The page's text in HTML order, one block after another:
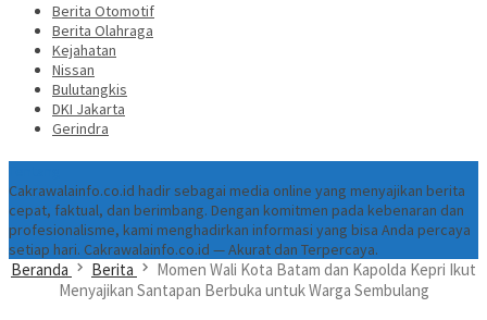
Berita Otomotif
Berita Olahraga
Kejahatan
Nissan
Bulutangkis
DKI Jakarta
Gerindra
Cakrawalainfo.co.id hadir sebagai media online yang menyajikan berita
cepat, faktual, dan berimbang. Dengan komitmen pada kebenaran dan
profesionalisme, kami menghadirkan informasi yang bisa Anda percaya
setiap hari. Cakrawalainfo.co.id — Akurat dan Terpercaya.
Beranda Berita
Momen Wali Kota Batam dan Kapolda Kepri Ikut
Menyajikan Santapan Berbuka untuk Warga Sembulang